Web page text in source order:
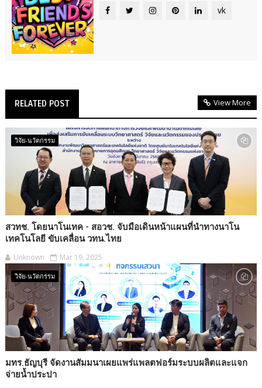
vk
RELATED POST View More
วิจัย-นวัตกรรม
สวทช. โดยนาโนเทค - สอวช. จับมือเดินหน้าแผนที่นำทางนาโน
เทคโนโลยี ขับเคลื่อน วทน.ไทย
Unknown Mar 19, 2025
วิจัย-นวัตกรรม
มทร.ธัญบุรี จัดงานสัมมนาเผยแพร่แพลตฟอร์มระบบผลิตและแจก
จ่ายน้ำประปา